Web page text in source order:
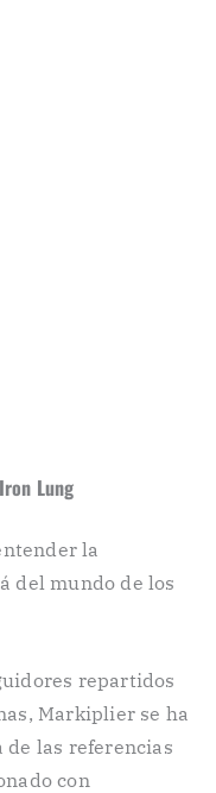
Lung
la
del mundo de los
repartidos
Markiplier se ha
las referencias
con